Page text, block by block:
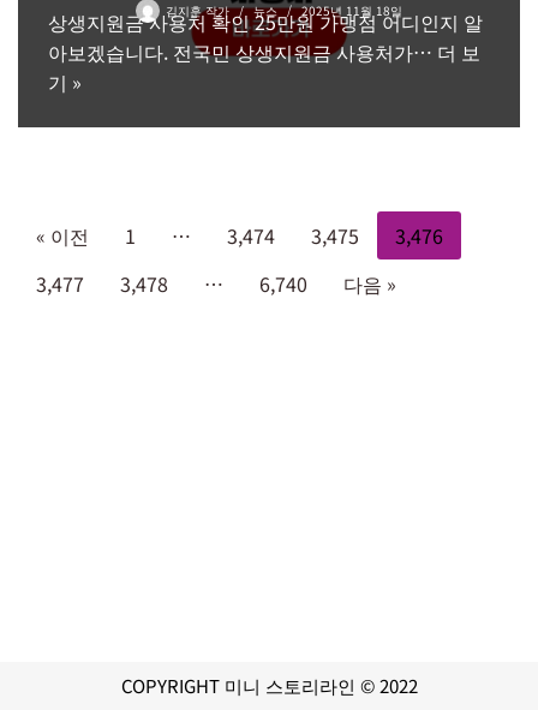
김지훈 작가 뉴스 2025년 11월 18일
상생지원금 사용처 확인 25만원 가맹점 어디인지 알
아보겠습니다. 전국민 상생지원금 사용처가… 더 보
기 »
« 이전 1 … 3,474 3,475
3,476
3,477
3,478 … 6,740 다음 »
COPYRIGHT 미니 스토리라인 © 2022